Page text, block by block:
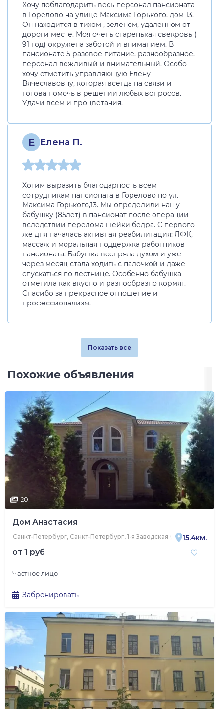
Хочу поблагодарить весь персонал пансионата
в Горелово на улице Максима Горького, дом 13.
Он находится в тихом , зеленом, удаленном от
дороги месте. Моя очень старенькая свекровь (
91 год) окружена заботой и вниманием. В
пансионате 5 разовое питание, разнообразное,
персонал вежливый и внимательный. Особо
хочу отметить управляющую Елену
Вячеславовну, которая всегда на связи и
готова помочь в решении любых вопросов.
Удачи всем и процветания.
Е Елена П.
Хотим выразить благодарность всем
сотрудникам пансионата в Горелово по ул.
Максима Горького,13. Мы определили нашу
бабушку (85лет) в пансионат после операции
вследствии перелома шейки бедра. С первого
же дня началась активная реабилитация: ЛФК,
массаж и моральная поддержка работников
пансионата. Бабушка воспряла духом и уже
через месяц стала ходить с палочкой и даже
спускаться по лестнице. Особенно бабушка
отметила как вкусно и разнообразно кормят.
Спасибо за прекрасное отношение и
профессионализм.
Показать все
Похожие объявления
20
Дом Анастасия
Санкт-Петербург, Санкт-Петербург, 1-я Заводская улица, 14, корп.
15.4км.
от 1 руб
Частное лицо
Забронировать